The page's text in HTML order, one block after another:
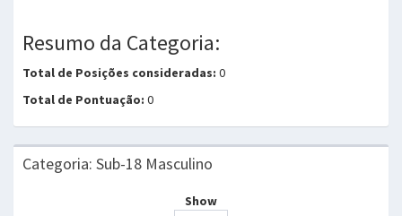
Resumo da Categoria:
Total de Posições consideradas: 0
Total de Pontuação: 0
Categoria: Sub-18 Masculino
Show